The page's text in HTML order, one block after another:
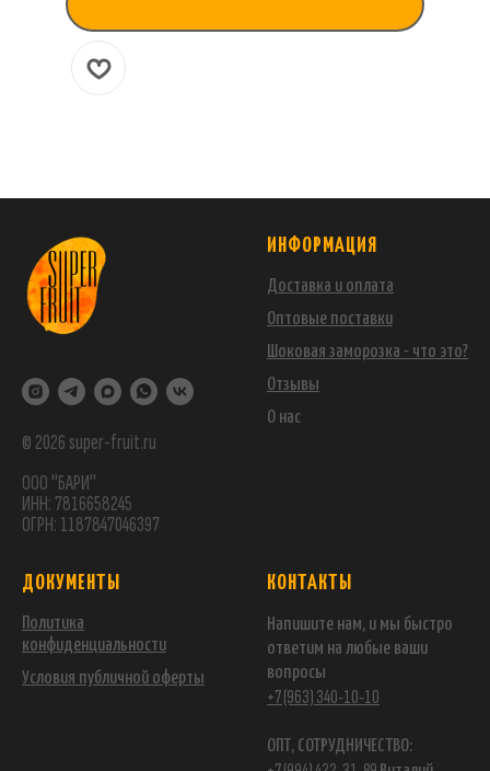
© 2026 super-fruit.ru
ООО "БАРИ"
ИНН: 7816658245
ОГРН: 1187847046397
ИНФОРМАЦИЯ
Доставка и оплата
Оптовые поставки
Шоковая заморозка - что это?
Отзывы
О нас
ДОКУМЕНТЫ
Политика
конфиденциальности
Условия публичной оферты
КОНТАКТЫ
Напишите нам, и мы быстро
ответим на любые ваши
вопросы
+7 (963) 340-10-10
ОПТ, СОТРУДНИЧЕСТВО: